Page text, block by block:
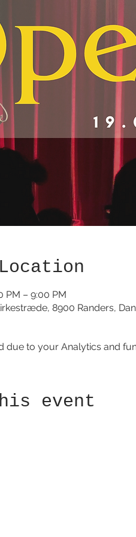
PM – 9:00 PM
8900 Randers,
due to your Analytics and
event